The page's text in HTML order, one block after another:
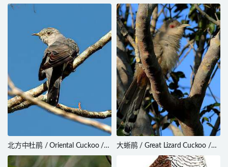
北方中杜鹃 / Oriental Cuckoo /
Cuculus optatus
大蜥鹃 / Great Lizard Cuckoo /
Coccyzus merlini